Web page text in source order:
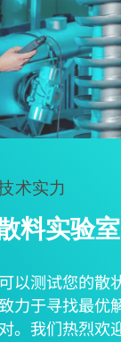
术实力
料实验室